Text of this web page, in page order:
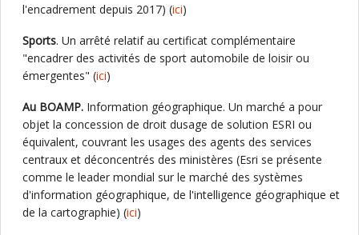
l'encadrement depuis 2017) (ici)
Sports. Un arrêté relatif au certificat complémentaire
"encadrer des activités de sport automobile de loisir ou
émergentes" (ici)
Au BOAMP. Information géographique. Un marché a pour
objet la concession de droit dusage de solution ESRI ou
équivalent, couvrant les usages des agents des services
centraux et déconcentrés des ministères (Esri se présente
comme le leader mondial sur le marché des systèmes
d'information géographique, de l'intelligence géographique et
de la cartographie) (ici)